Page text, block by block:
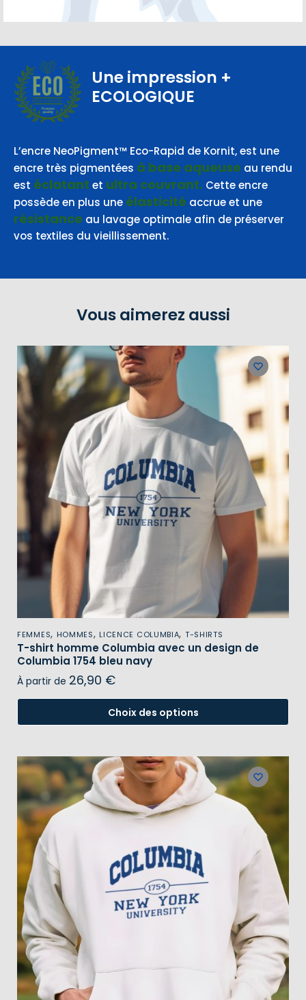
BASE AQUEUSE
Une impression +
ECOLOGIQUE
L’encre NeoPigment™ Eco-Rapid de Kornit, est une
encre très pigmentées à base aqueuse au rendu
est éclatant et ultra couvrant. Cette encre
possède en plus une élasticité accrue et une
résistance au lavage optimale afin de préserver
vos textiles du vieillissement.
Vous aimerez aussi
FEMMES, HOMMES, LICENCE COLUMBIA, T-SHIRTS
T-shirt homme Columbia avec un design de
Columbia 1754 bleu navy
À partir de 26,90 €
Choix des options